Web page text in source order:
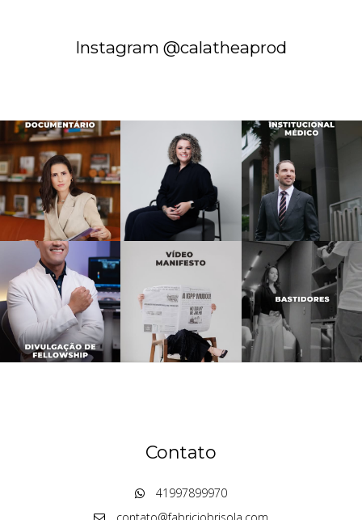
Instagram @calatheaprod
Contato
41997899970
contato@fabriciobrisola.com